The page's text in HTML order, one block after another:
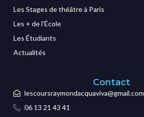
Les Stages de théâtre à Paris
Les + de l'École
Les Étudiants
Actualités
Contact
lescoursraymondacquaviva@gmail.com
06 13 21 43 41